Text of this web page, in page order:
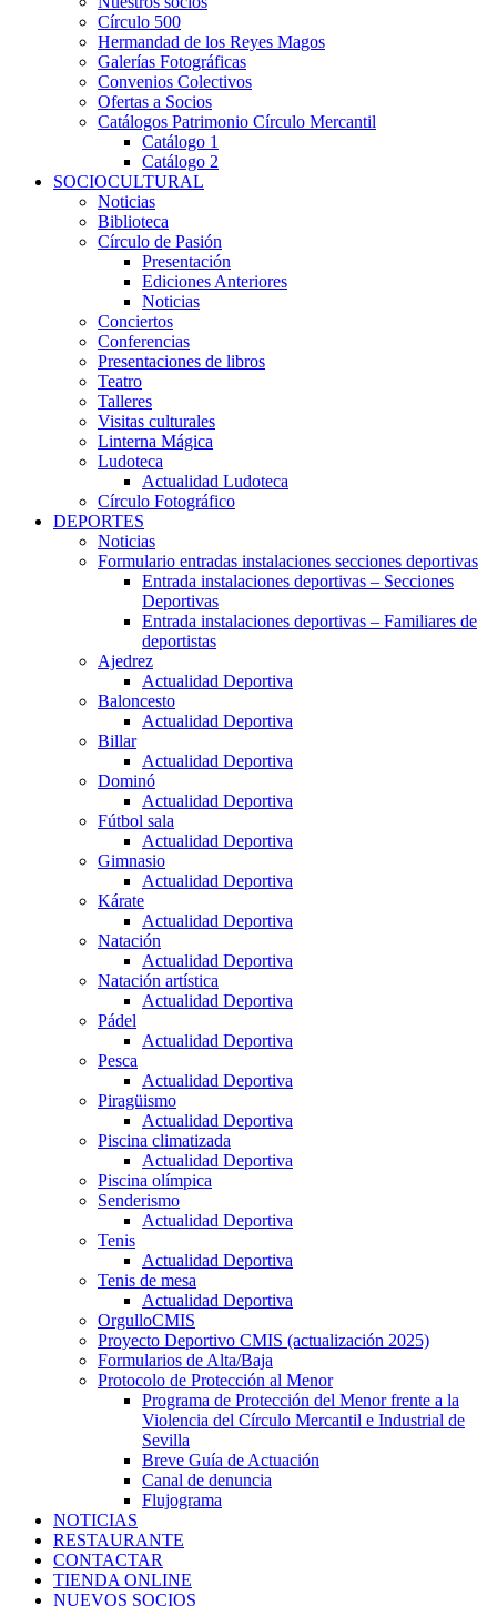
Círculo 500
Hermandad de los Reyes Magos
Galerías Fotográficas
Convenios Colectivos
Ofertas a Socios
Catálogos Patrimonio Círculo Mercantil
Catálogo 1
Catálogo 2
SOCIOCULTURAL
Noticias
Biblioteca
Círculo de Pasión
Presentación
Ediciones Anteriores
Noticias
Conciertos
Conferencias
Presentaciones de libros
Teatro
Talleres
Visitas culturales
Linterna Mágica
Ludoteca
Actualidad Ludoteca
Círculo Fotográfico
DEPORTES
Noticias
Formulario entradas instalaciones secciones deportivas
Entrada instalaciones deportivas – Secciones
Deportivas
Entrada instalaciones deportivas – Familiares de
deportistas
Ajedrez
Actualidad Deportiva
Baloncesto
Actualidad Deportiva
Billar
Actualidad Deportiva
Dominó
Actualidad Deportiva
Fútbol sala
Actualidad Deportiva
Gimnasio
Actualidad Deportiva
Kárate
Actualidad Deportiva
Natación
Actualidad Deportiva
Natación artística
Actualidad Deportiva
Pádel
Actualidad Deportiva
Pesca
Actualidad Deportiva
Piragüismo
Actualidad Deportiva
Piscina climatizada
Actualidad Deportiva
Piscina olímpica
Senderismo
Actualidad Deportiva
Tenis
Actualidad Deportiva
Tenis de mesa
Actualidad Deportiva
OrgulloCMIS
Proyecto Deportivo CMIS (actualización 2025)
Formularios de Alta/Baja
Protocolo de Protección al Menor
Programa de Protección del Menor frente a la
Violencia del Círculo Mercantil e Industrial de
Sevilla
Breve Guía de Actuación
Canal de denuncia
Flujograma
NOTICIAS
RESTAURANTE
CONTACTAR
TIENDA ONLINE
NUEVOS SOCIOS